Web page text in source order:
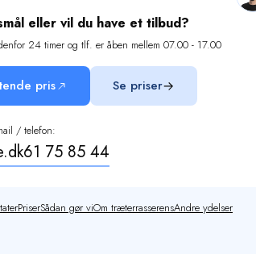
eller vil du have et tilbud?
24 timer og tlf. er åben mellem 07.00 - 17.00
pris Se priser
/ telefon:
61 75 85 44
PriserSådan gør viOm træterrasserensAndre ydelser